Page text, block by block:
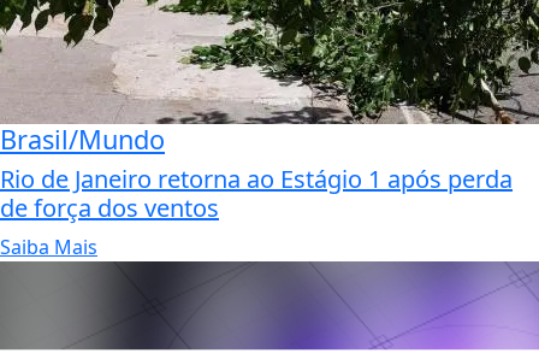
Brasil/Mundo
Rio de Janeiro retorna ao Estágio 1 após perda
de força dos ventos
Saiba Mais